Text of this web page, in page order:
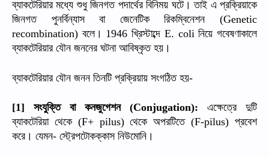
ব্যাকটেরিয়ার মধ্যে শুধু জিনগত পদার্থের বিনিময় ঘটে। তাই এ প্রক্রিয়াকে
জিনগত
পুনর্বিন্যাস বা জেনেটিক রিকম্বিনেশন (Genetic
recombination) বলে। 1946খ্রিস্টাব্দে E. coliনিয়ে গবেষণাকালে
ব্যাকটেরিয়ার যৌন জননের ঘটনা আবিষ্কৃত হয়।
ব্যাকটেরিয়ার যৌন জনন তিনটি প্রক্রিয়ায় সংগঠিত হয়-
[1] সংযুক্তি বা কনজুগেশন(Conjugation): এক্ষেত্রে
দুটি
ব্যাকটেরিয়া থেকে(F+ pilus)থেকে অপরটিতে(F-pilus)প্রবেশ
করে। যেমন- স্ট্রেপটোকক্কাস নিউমোনি।